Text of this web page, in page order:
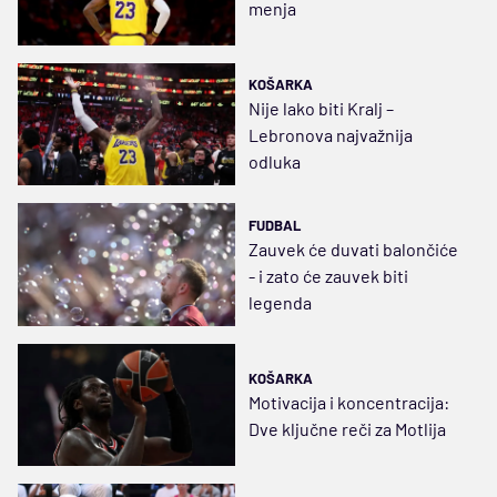
menja
KOŠARKA
Nije lako biti Kralj –
Lebronova najvažnija
odluka
FUDBAL
Zauvek će duvati balončiće
- i zato će zauvek biti
legenda
KOŠARKA
Motivacija i koncentracija:
Dve ključne reči za Motlija